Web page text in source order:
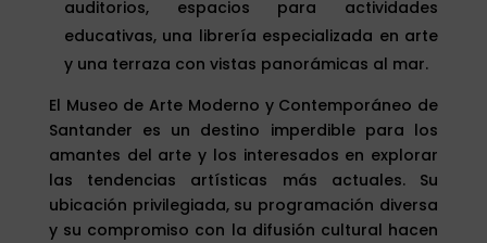
auditorios, espacios para actividades
educativas, una librería especializada en arte
y una terraza con vistas panorámicas al mar.
El Museo de Arte Moderno y Contemporáneo de
Santander es un destino imperdible para los
amantes del arte y los interesados en explorar
las tendencias artísticas más actuales. Su
ubicación privilegiada, su programación diversa
y su compromiso con la difusión cultural hacen